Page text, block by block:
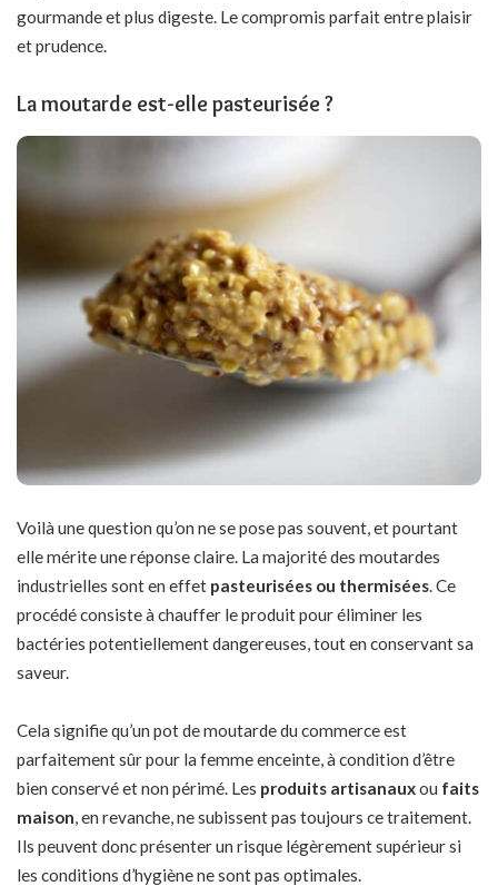
gourmande et plus digeste. Le compromis parfait entre plaisir
et prudence.
La moutarde est-elle pasteurisée ?
Voilà une question qu’on ne se pose pas souvent, et pourtant
elle mérite une réponse claire. La majorité des moutardes
industrielles sont en effet pasteurisées ou thermisées. Ce
procédé consiste à chauffer le produit pour éliminer les
bactéries potentiellement dangereuses, tout en conservant sa
saveur.
Cela signifie qu’un pot de moutarde du commerce est
parfaitement sûr pour la femme enceinte, à condition d’être
bien conservé et non périmé. Les produits artisanauxou faits
maison , en revanche, ne subissent pas toujours ce traitement.
Ils peuvent donc présenter un risque légèrement supérieur si
les conditions d’hygiène ne sont pas optimales.